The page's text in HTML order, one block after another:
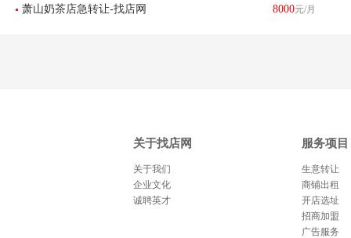
萧山奶茶店急转让-找店网 8000元/月
关于找店网
关于我们
企业文化
诚聘英才
服务项目
生意转让
商铺出租
开店选址
招商加盟
广告服务